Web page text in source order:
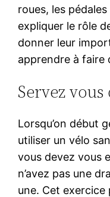
roues, les
expliquer le rôle
donner leur
apprendre à faire
Servez
Lorsqu’on début
utiliser un vélo
vous devez vous
n’avez pas une
une. Cet